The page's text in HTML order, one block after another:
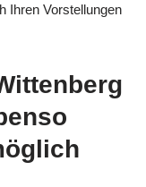
Ihren Vorstellungen